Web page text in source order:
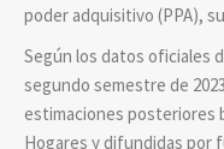
poder adquisitivo (PPA),
Según los datos oficiales
segundo semestre de
estimaciones posteriores
Hogares y difundidas por